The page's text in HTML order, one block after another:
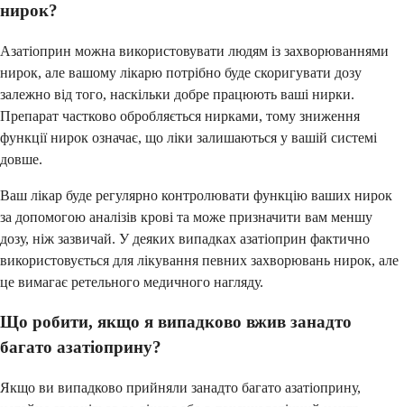
нирок?
Азатіоприн можна використовувати людям із захворюваннями
нирок, але вашому лікарю потрібно буде скоригувати дозу
залежно від того, наскільки добре працюють ваші нирки.
Препарат частково обробляється нирками, тому зниження
функції нирок означає, що ліки залишаються у вашій системі
довше.
Ваш лікар буде регулярно контролювати функцію ваших нирок
за допомогою аналізів крові та може призначити вам меншу
дозу, ніж зазвичай. У деяких випадках азатіоприн фактично
використовується для лікування певних захворювань нирок, але
це вимагає ретельного медичного нагляду.
Що робити, якщо я випадково вжив занадто
багато азатіоприну?
Якщо ви випадково прийняли занадто багато азатіоприну,